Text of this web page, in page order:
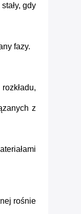
gdy
fazy.
z
rośnie